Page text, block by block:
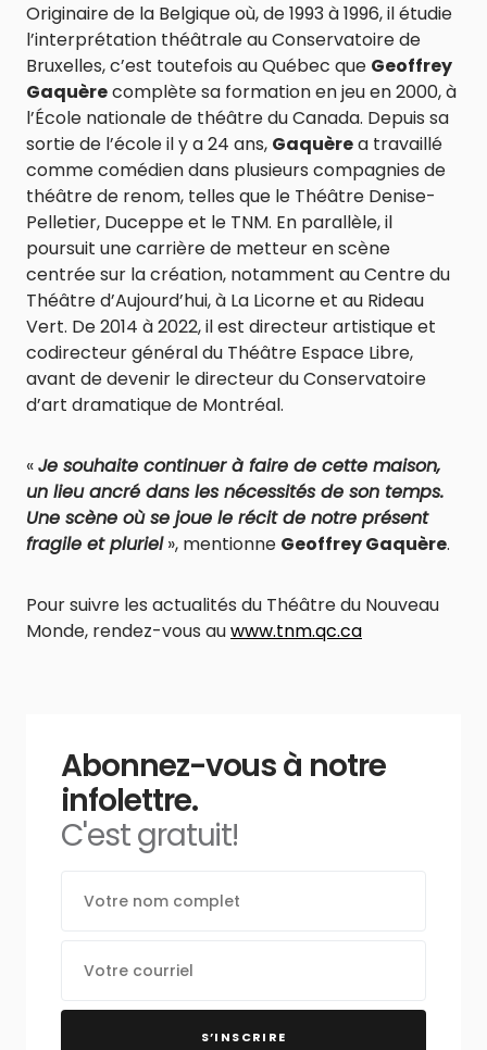
Originaire de la Belgique où, de 1993 à 1996, il étudie
l’interprétation théâtrale au Conservatoire de
Bruxelles, c’est toutefois au Québec que Geoffrey
Gaquèrecomplète sa formation en jeu en 2000, à
l’École nationale de théâtre du Canada. Depuis sa
sortie de l’école il y a 24 ans, Gaquèrea travaillé
comme comédien dans plusieurs compagnies de
théâtre de renom, telles que le Théâtre Denise-
Pelletier, Duceppe et le TNM. En parallèle, il
poursuit une carrière de metteur en scène
centrée sur la création, notamment au Centre du
Théâtre d’Aujourd’hui, à La Licorne et au Rideau
Vert. De 2014 à 2022, il est directeur artistique et
codirecteur général du Théâtre Espace Libre,
avant de devenir le directeur du Conservatoire
d’art dramatique de Montréal.
«Je souhaite continuer à faire de cette maison,
un lieu ancré dans les nécessités de son temps.
Une scène où se joue le récit de notre présent
fragile et pluriel», mentionne Geoffrey Gaquère.
Pour suivre les actualités du Théâtre du Nouveau
Monde, rendez-vous auwww.tnm.qc.ca
Abonnez-vous à notre
infolettre.
C'est gratuit!
S’INSCRIRE